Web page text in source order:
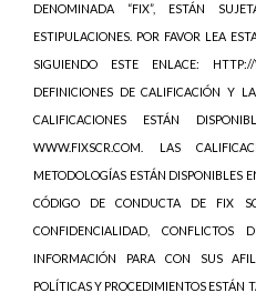
DENOMINADA “FIX”, ESTÁN
ESTIPULACIONES. POR FAVOR LEA
SIGUIENDO ESTE ENLACE:
DEFINICIONES DE CALIFICACIÓN Y
CALIFICACIONES ESTÁN
WWW.FIXSCR.COM. LAS
METODOLOGÍAS ESTÁN DISPONIBLES
CÓDIGO DE CONDUCTA DE FIX
CONFIDENCIALIDAD, CONFLICTOS
INFORMACIÓN PARA CON SUS
POLÍTICAS Y PROCEDIMIENTOS ESTÁN